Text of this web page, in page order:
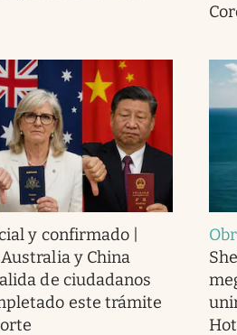
y confirmado |
y China
de ciudadanos
este trámite